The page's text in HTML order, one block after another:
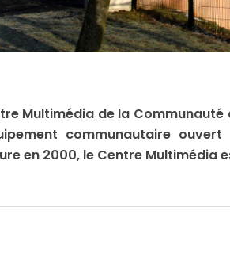
Multimédia de la
communautaire
en 2000, le Centre Multimédia